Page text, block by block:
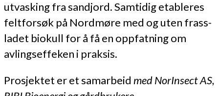
utvasking fra sandjord. Samtidig etableres
feltforsøk på Nordmøre med og uten frass-
ladet biokull for å få en oppfatning om
avlingseffeken i praksis.
Prosjektet er et samarbeid med NorInsect AS,